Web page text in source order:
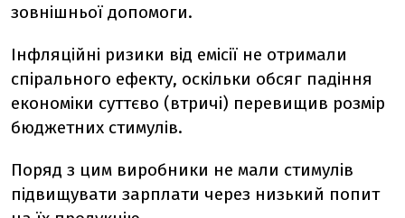
зовнішньої допомоги.
Інфляційні ризики від емісії не отримали
спірального ефекту, оскільки обсяг падіння
економіки суттєво (втричі) перевищив розмір
бюджетних стимулів.
Поряд з цим виробники не мали стимулів
підвищувати зарплати через низький попит